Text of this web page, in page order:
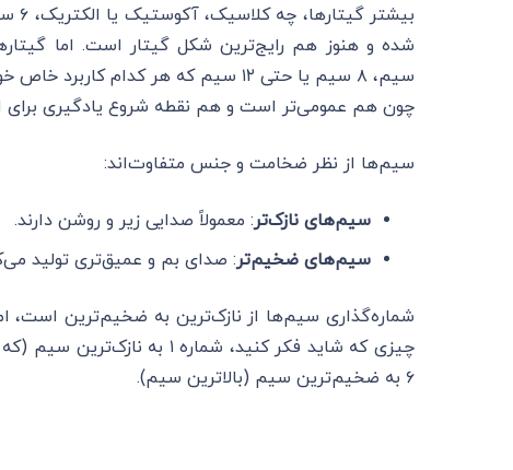
چون هم عمومی‌تر است و هم نقطه شروع یادگیری برای
سیم‌ها از نظر ضخامت و جنس متفاوت‌اند:
سیم‌های نازک‌تر: معمولاً صدایی زیر و روشن دارند.
سیم‌های ضخیم‌تر: صدای بم و عمیق‌تری تولید
شماره‌گذاری سیم‌ها از نازک‌ترین به ضخیم‌ترین
چیزی که شاید فکر کنید،
۶ به ضخیم‌ترین سیم (بالاترین سیم).